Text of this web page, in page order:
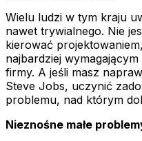
Wielu ludzi w tym kraju
nawet trywialnego. Nie
kierować
najbardziej
firmy. A jeśli masz
Steve Jobs, uczynić
problemu, nad którym
Nieznośne małe